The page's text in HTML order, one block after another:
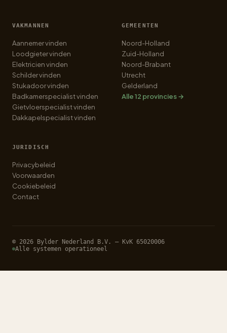
VAKMANNEN
Aannemer vinden
Loodgieter vinden
Elektricien vinden
Schilder vinden
Stukadoor vinden
Badkamerspecialist vinden
Gietvloerspecialist vinden
Dakkapelspecialist vinden
GEMEENTEN
Noord-Holland
Zuid-Holland
Noord-Brabant
Utrecht
Gelderland
Alle 12 provincies →
JURIDISCH
Privacybeleid
Voorwaarden
Cookiebeleid
Contact
© 2026 Bylder Nederland B.V. — KvK 65020006
Alle systemen operationeel